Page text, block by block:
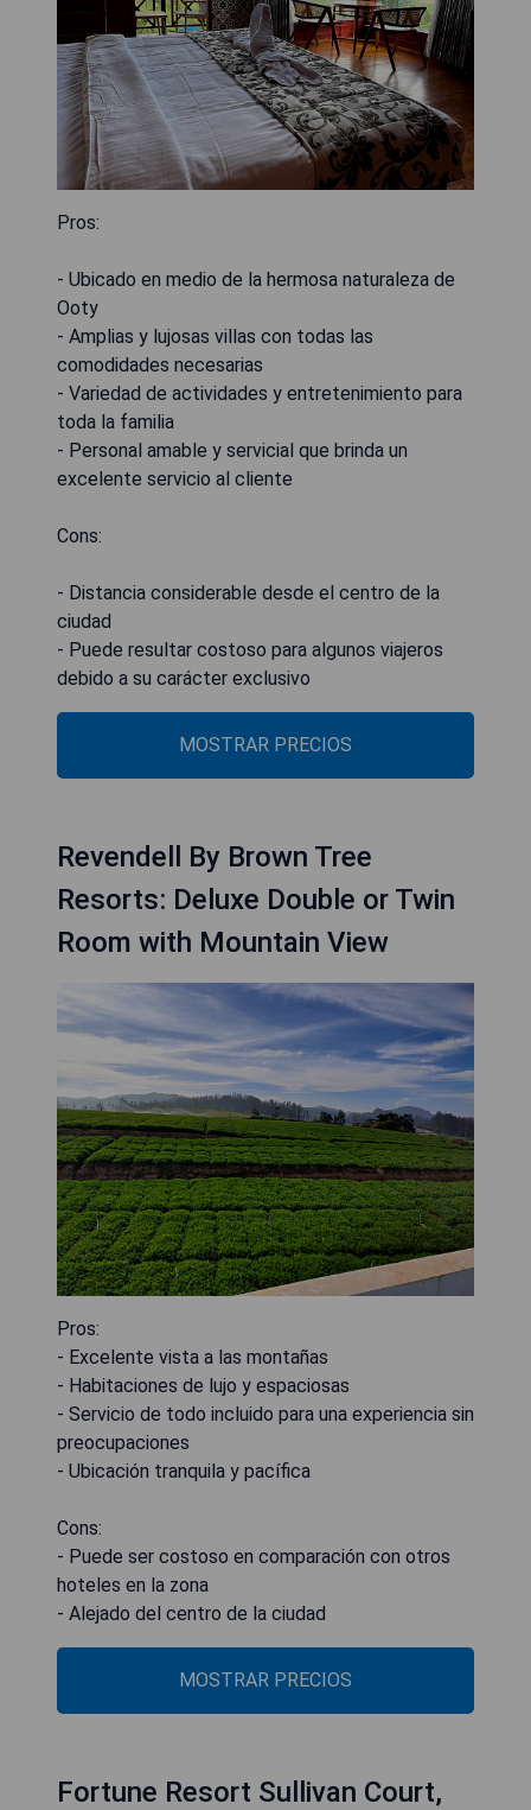
Pros:
- Ubicado en medio de la hermosa naturaleza de
Ooty
- Amplias y lujosas villas con todas las
comodidades necesarias
- Variedad de actividades y entretenimiento para
toda la familia
- Personal amable y servicial que brinda un
excelente servicio al cliente
Cons:
- Distancia considerable desde el centro de la
ciudad
- Puede resultar costoso para algunos viajeros
debido a su carácter exclusivo
MOSTRAR PRECIOS
Revendell By Brown Tree
Resorts: Deluxe Double or Twin
Room with Mountain View
Pros:
- Excelente vista a las montañas
- Habitaciones de lujo y espaciosas
- Servicio de todo incluido para una experiencia sin
preocupaciones
- Ubicación tranquila y pacífica
Cons:
- Puede ser costoso en comparación con otros
hoteles en la zona
- Alejado del centro de la ciudad
MOSTRAR PRECIOS
Fortune Resort Sullivan Court,